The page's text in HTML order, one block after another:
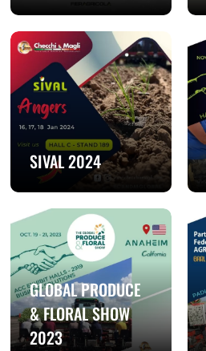
SIVAL 2024
GLOBAL PRODUCE
& FLORAL SHOW
2023